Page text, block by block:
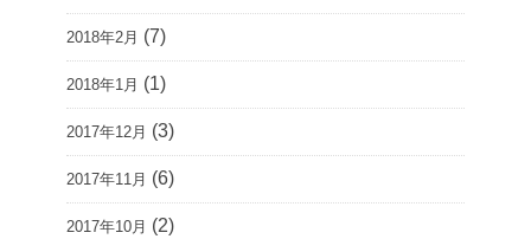
2018年2月 (7)
2018年1月 (1)
2017年12月 (3)
2017年11月 (6)
2017年10月 (2)